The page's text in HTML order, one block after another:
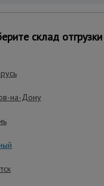
профиль
склад отгрузки
на-Дону